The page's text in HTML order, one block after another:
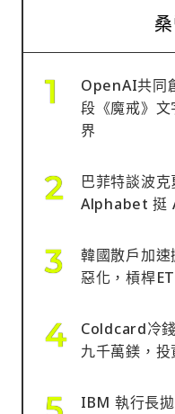
OpenAI共同
段《魔戒》
界
巴菲特談波
Alphabet 挺
韓國散戶加
惡化，槓桿
Coldcard冷
九千萬鎂，
IBM 執行長